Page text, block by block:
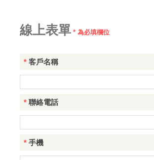
線上表單 * 為必填欄位
* 客戶名稱
* 聯絡電話
* 手機